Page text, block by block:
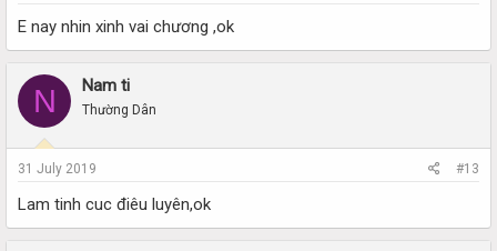
E nay nhin xinh vai chương ,ok
N Nam ti
Thường Dân
31 July 2019 #13
Lam tinh cuc điêu luyên,ok